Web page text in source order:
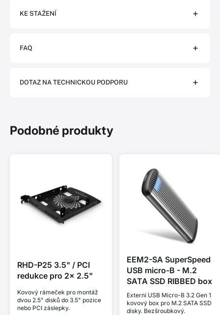
KE STAŽENÍ
FAQ
DOTAZ NA TECHNICKOU PODPORU
Podobné produkty
RHD-P25 3.5" / PCI
redukce pro 2x 2.5"
Kovový rámeček pro montáž
dvou 2.5" disků do 3.5" pozice
nebo PCI záslepky.
EEM2-SA SuperSpeed
USB micro-B - M.2
SATA SSD RIBBED box
Externí USB Micro-B 3.2 Gen 1
kovový box pro M.2 SATA SSD
disky. Bezšroubkový.